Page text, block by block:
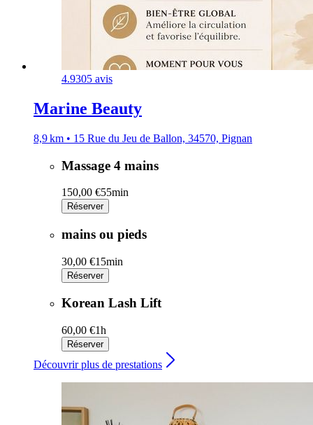
4.9305 avis
Marine Beauty
8,9 km • 15 Rue du Jeu de Ballon, 34570, Pignan
Massage 4 mains
150,00 €55min
Réserver
mains ou pieds
30,00 €15min
Réserver
Korean Lash Lift
60,00 €1h
Réserver
Découvrir plus de prestations